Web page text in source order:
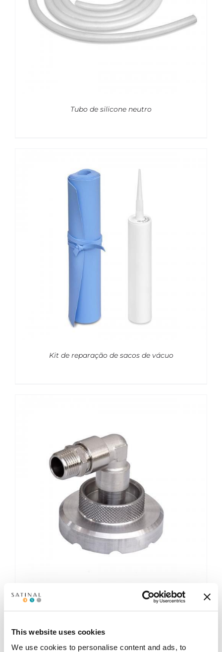
This website uses cookies
We use cookies to personalise content and ads, to
Tubo de silicone neutro
Kit de reparação de sacos de vácuo
Válvula de vácuo para sacos de silicone